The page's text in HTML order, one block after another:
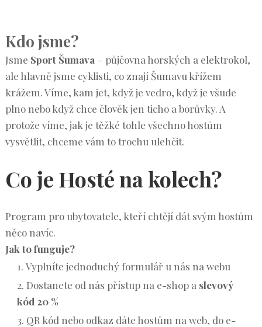
Kdo jsme?
Jsme Sport Šumava – půjčovna horských a elektrokol,
ale hlavně jsme cyklisti, co znají Šumavu křížem
krážem. Víme, kam jet, když je vedro, když je všude
plno nebo když chce člověk jen ticho a borůvky. A
protože víme, jak je těžké tohle všechno hostům
vysvětlit, chceme vám to trochu ulehčit.
Co je Hosté na kolech?
Program pro ubytovatele, kteří chtějí dát svým hostům
něco navíc.
Jak to funguje?
Vyplníte jednoduchý formulář u nás na webu
Dostanete od nás přístup na e-shop a slevový
kód 20 %
QR kód nebo odkaz dáte hostům na web, do e-